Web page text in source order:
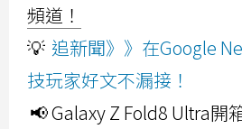
頻道！
💡 追新聞》》在Google
技玩家好文不漏接！
📢 Galaxy Z Fold8 Ultra開